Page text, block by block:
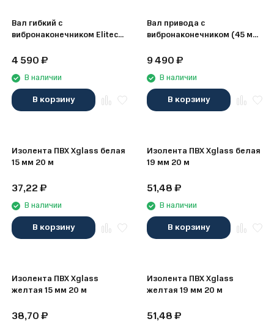
Вал гибкий с
вибронаконечником Elitech
4 590₽
В наличии
В корзину
Вал привода с
вибронаконечником (45 мм;
9 490₽
В наличии
В корзину
Изолента ПВХ Xglass белая
15 мм 20 м
37,22₽
В наличии
В корзину
Изолента ПВХ Xglass белая
19 мм 20 м
51,48₽
В наличии
В корзину
Изолента ПВХ Xglass
желтая 15 мм 20 м
38,70₽
Изолента ПВХ Xglass
желтая 19 мм 20 м
51,48₽